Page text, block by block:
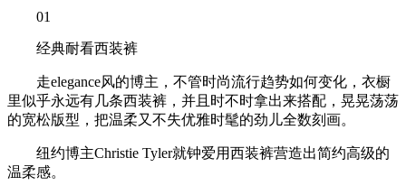
01
经典耐看西装裤
走elegance风的博主，不管时尚流行趋势如何变化，衣橱
里似乎永远有几条西装裤，并且时不时拿出来搭配，晃晃荡荡
的宽松版型，把温柔又不失优雅时髦的劲儿全数刻画。
纽约博主Christie Tyler就钟爱用西装裤营造出简约高级的
温柔感。